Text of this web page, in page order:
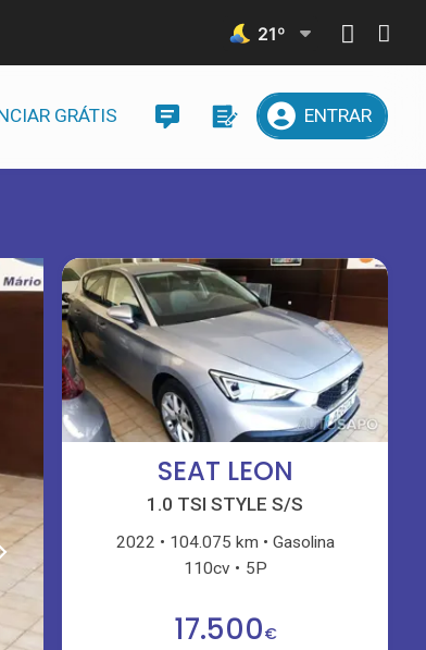
21º
GRÁTIS ENTRAR
SEAT LEON
1.0 TSI STYLE S/S
2022 104.075 km
Gasolina
110cv
5P
17.500€